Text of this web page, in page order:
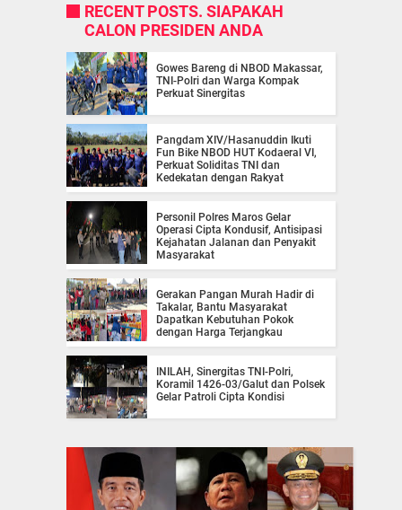
RECENT POSTS. SIAPAKAH
CALON PRESIDEN ANDA
Gowes Bareng di NBOD Makassar,
TNI-Polri dan Warga Kompak
Perkuat Sinergitas
Pangdam XIV/Hasanuddin Ikuti
Fun Bike NBOD HUT Kodaeral VI,
Perkuat Soliditas TNI dan
Kedekatan dengan Rakyat
Personil Polres Maros Gelar
Operasi Cipta Kondusif, Antisipasi
Kejahatan Jalanan dan Penyakit
Masyarakat
Gerakan Pangan Murah Hadir di
Takalar, Bantu Masyarakat
Dapatkan Kebutuhan Pokok
dengan Harga Terjangkau
INILAH, Sinergitas TNI-Polri,
Koramil 1426-03/Galut dan Polsek
Gelar Patroli Cipta Kondisi